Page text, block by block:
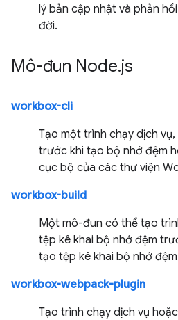
lý bản cập nhật và phản
đời.
Mô-đun Node.js
workbox-cli
Tạo một trình chạy dịch
trước khi tạo bộ nhớ đệm
cục bộ của các thư viện
workbox-build
Một mô-đun có thể tạo
tệp kê khai bộ nhớ đệm
tạo tệp kê khai bộ nhớ
workbox-webpack-plugin
Tạo trình chạy dịch vụ